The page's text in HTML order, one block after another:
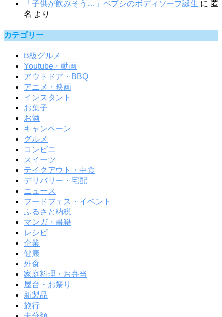
「子供が飲みそう…」ペプシのボディソープ誕生 に 匿
名 より
カテゴリー
B級グルメ
Youtube・動画
アウトドア・BBQ
アニメ・映画
インスタント
お菓子
お酒
キャンペーン
グルメ
コンビニ
スイーツ
テイクアウト・中食
デリバリー・宅配
ニュース
フードフェス・イベント
ふるさと納税
マンガ・書籍
レシピ
企業
健康
外食
家庭料理・お弁当
屋台・お祭り
新製品
旅行